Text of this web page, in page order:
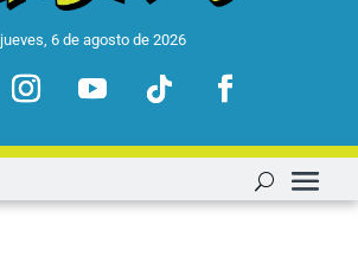
jueves, 6 de agosto de 2026